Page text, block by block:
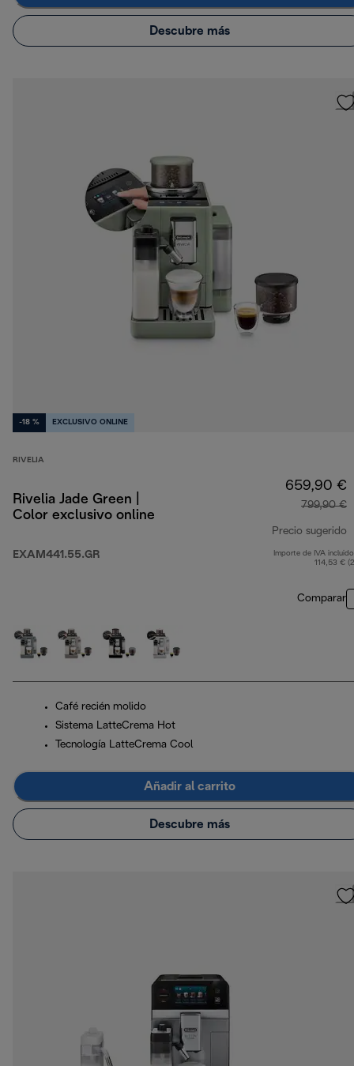
Descubre más
-18 % EXCLUSIVO ONLINE
RIVELIA
Rivelia Jade Green |
Color exclusivo online
EXAM441.55.GR
659,90 €
799,90 €
Precio sugerido
Importe de IVA
114,53 €
Comparar
Café recién molido
Sistema LatteCrema Hot
Tecnología LatteCrema Cool
Añadir al carrito
Descubre más